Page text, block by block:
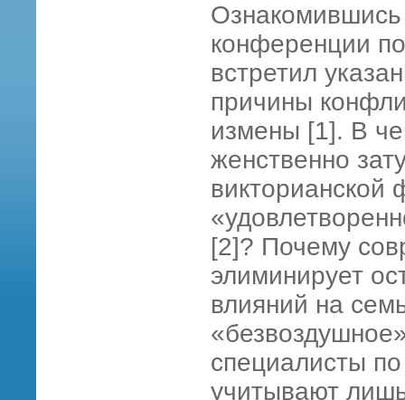
конференции
встретил
причины
измены [1]. В
женственно
викторианской
[2]? Почему
элиминирует
влияний на
специалисты
учитывают